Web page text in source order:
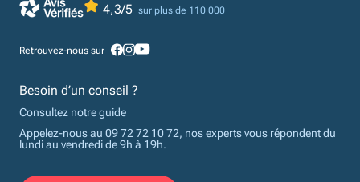
4,3/5 sur plus de 110 000
Retrouvez-nous sur
Besoin d’un conseil ?
Consultez notre guide
Appelez-nous au 09 72 72 10 72, nos experts vous répondent du
lundi au vendredi de 9h à 19h.